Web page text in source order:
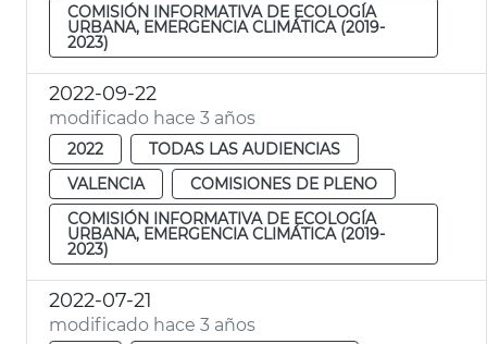
COMISIÓN INFORMATIVA DE ECOLOGÍA
URBANA, EMERGENCIA CLIMÁTICA (2019-
2023)
2022-09-22
modificado hace 3 años
2022
TODAS LAS AUDIENCIAS
VALENCIA
COMISIONES DE PLENO
COMISIÓN INFORMATIVA DE ECOLOGÍA
URBANA, EMERGENCIA CLIMÁTICA (2019-
2023)
2022-07-21
modificado hace 3 años